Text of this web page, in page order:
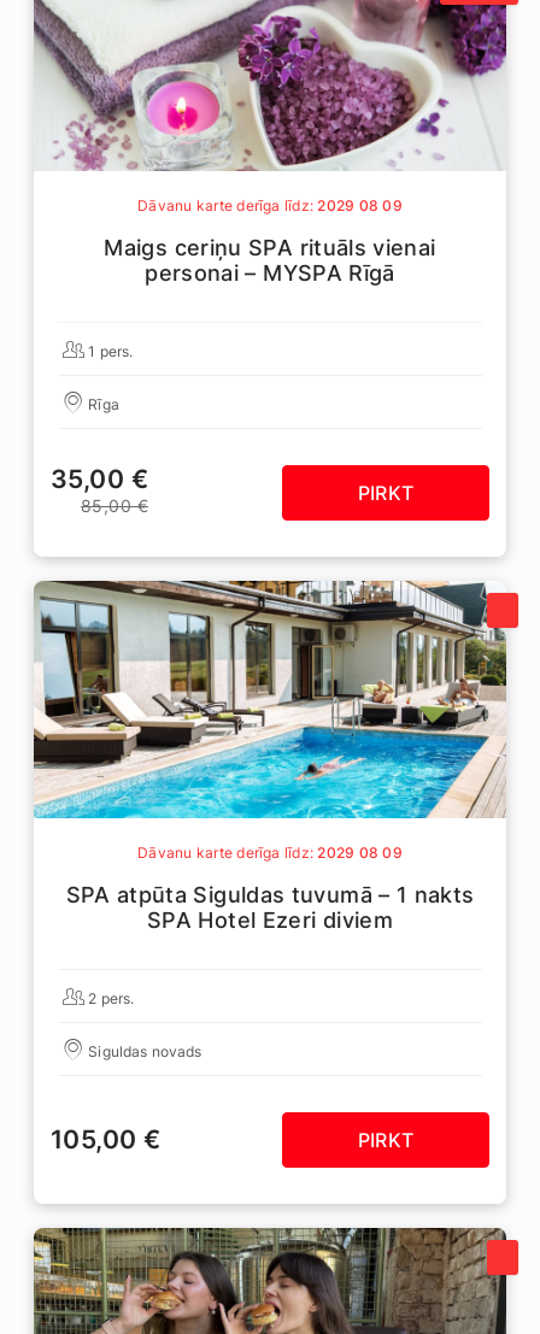
Dāvanu karte derīga līdz: 2029 08 09
Maigs ceriņu SPA rituāls vienai
personai – MYSPA Rīgā
1 pers.
Rīga
35,00 €
85,00 €
PIRKT
Dāvanu karte derīga līdz:2029 08 09
SPA atpūta Siguldas tuvumā – 1 nakts
SPA Hotel Ezeri diviem
2 pers.
Siguldas novads
105,00 € PIRKT